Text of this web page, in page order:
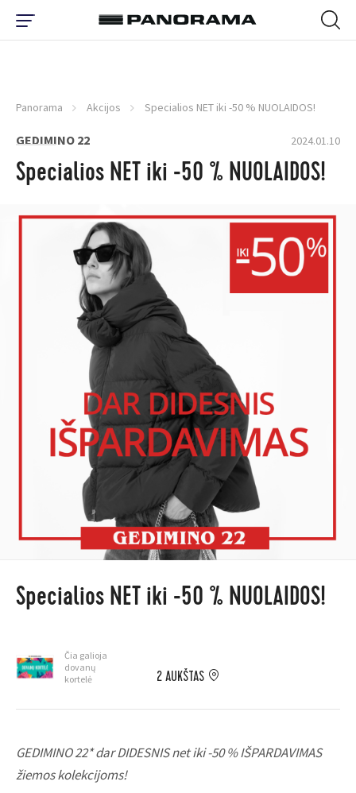
Panorama Akcijos Specialios NET iki -50 % NUOLAIDOS!
GEDIMINO 22 2024.01.10
Specialios NET iki -50 % NUOLAIDOS!
Specialios NET iki -50 % NUOLAIDOS!
Čia galioja
dovanų
kortelė
2 AUKŠTAS
GEDIMINO 22* dar DIDESNIS net iki -50 % IŠPARDAVIMAS
žiemos kolekcijoms!